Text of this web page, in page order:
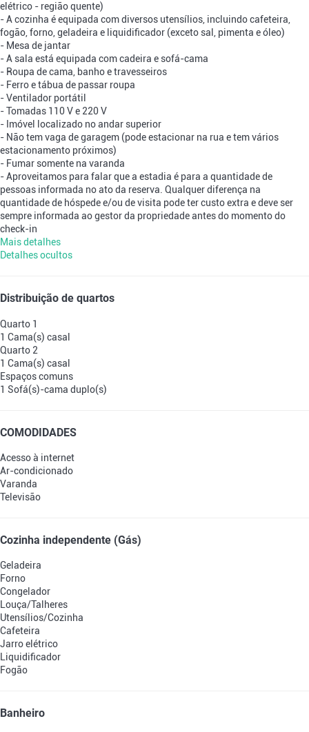
elétrico - região quente)
- A cozinha é equipada com diversos utensílios, incluindo cafeteira,
fogão, forno, geladeira e liquidificador (exceto sal, pimenta e óleo)
- Mesa de jantar
- A sala está equipada com cadeira e sofá-cama
- Roupa de cama, banho e travesseiros
- Ferro e tábua de passar roupa
- Ventilador portátil
- Tomadas 110 V e 220 V
- Imóvel localizado no andar superior
- Não tem vaga de garagem (pode estacionar na rua e tem vários
estacionamento próximos)
- Fumar somente na varanda
- Aproveitamos para falar que a estadia é para a quantidade de
pessoas informada no ato da reserva. Qualquer diferença na
quantidade de hóspede e/ou de visita pode ter custo extra e deve ser
sempre informada ao gestor da propriedade antes do momento do
check-in
Mais detalhes
Detalhes ocultos
Distribuição de quartos
Quarto 1
1 Cama(s) casal
Quarto 2
1 Cama(s) casal
Espaços comuns
1 Sofá(s)-cama duplo(s)
COMODIDADES
Acesso à internet
Ar-condicionado
Varanda
Televisão
Cozinha independente (Gás)
Geladeira
Forno
Congelador
Louça/Talheres
Utensílios/Cozinha
Cafeteira
Jarro elétrico
Liquidificador
Fogão
Banheiro